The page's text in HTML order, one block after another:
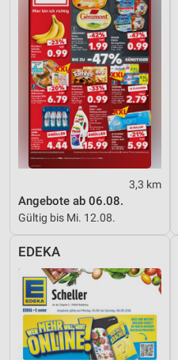
3,3 km
Angebote ab 06.08.
Gültig bis Mi. 12.08.
EDEKA